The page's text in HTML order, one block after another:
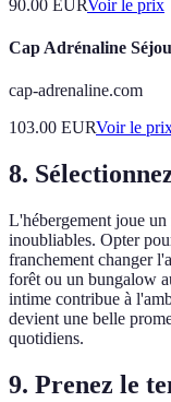
90.00 EURVoir le prix
Cap Adrénaline
cap-adrenaline.com
103.00 EURVoir le
8.
L'hébergement joue un
inoubliables. Opter
franchement changer
forêt ou un bungalow
intime contribue à
devient une belle
quotidiens.
9. Prenez le